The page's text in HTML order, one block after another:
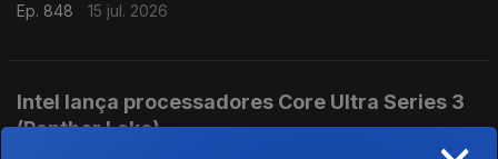
Ep. 848 15 jul. 2026
Intel lança processadores Core Ultra Series 3
(Panther Lake)